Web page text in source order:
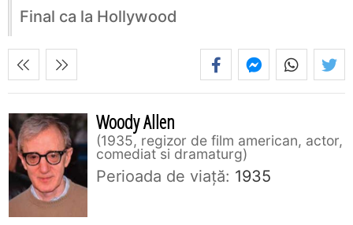
Final ca la Hollywood
Woody Allen
1935, regizor de film american, actor,
comediat si dramaturg
Perioada de viaţă: 1935